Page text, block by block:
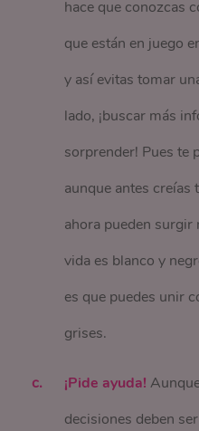
hace que conozcas
que están en juego
y así evitas tomar
lado, ¡buscar más
sorprender! Pues te
aunque antes creías
ahora pueden surgir
vida es blanco y
es que puedes unir
grises.
¡Pide ayuda!
decisiones deben